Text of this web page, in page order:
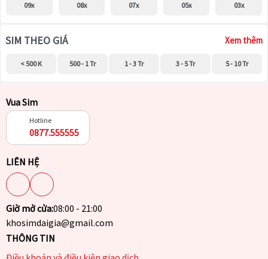
09x 08x 07x 05x 03x
SIM THEO GIÁ Xem thêm
< 500 K 500 - 1 Tr 1 - 3 Tr 3 - 5 Tr 5 - 10 Tr
Vua Sim
Hotline
0877.555555
LIÊN HỆ
Giờ mở cửa:08:00 - 21:00
khosimdaigia@gmail.com
THÔNG TIN